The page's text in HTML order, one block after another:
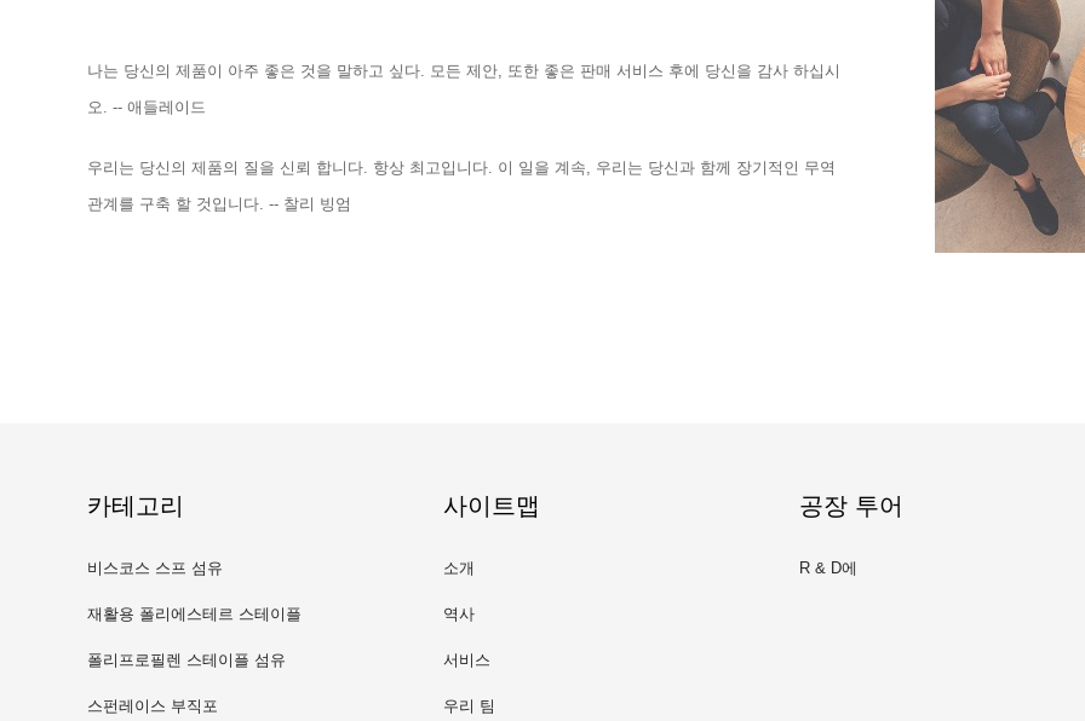
나는 당신의 제품이 아주 좋은 것을 말하고 싶다. 모든 제안, 또한 좋은 판매 서비스 후에 당신을 감사 하십시
오. -- 애들레이드
우리는 당신의 제품의 질을 신뢰 합니다. 항상 최고입니다. 이 일을 계속, 우리는 당신과 함께 장기적인 무역
관계를 구축 할 것입니다. -- 찰리 빙엄
카테고리
비스코스 스프 섬유
재활용 폴리에스테르 스테이플
섬유
폴리프로필렌 스테이플 섬유
스펀레이스 부직포
사이트맵
소개
역사
서비스
우리 팀
공장 투어
R & D에